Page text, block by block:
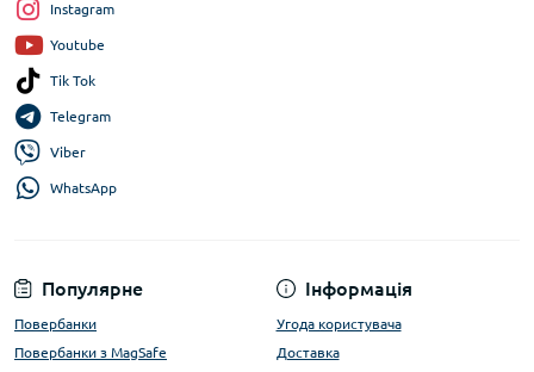
Популярне
Повербанки
Повербанки з MagSafe
Інформація
Угода користувача
Доставка
Instagram
Youtube
Tik Tok
Telegram
Viber
WhatsApp